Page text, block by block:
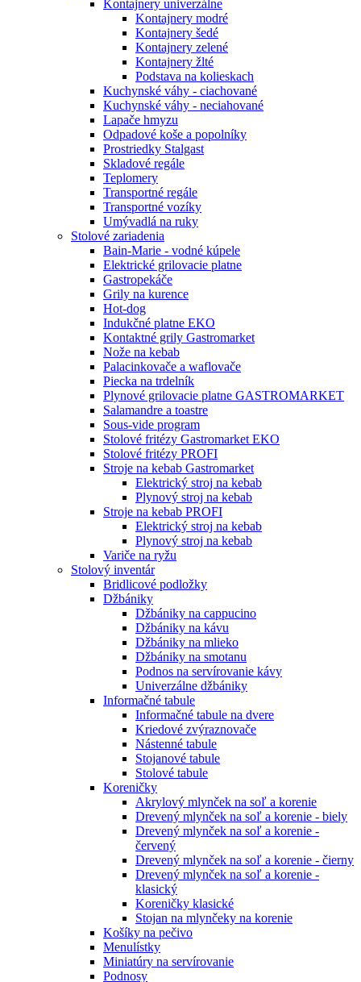
Kontajnery univerzálne
Kontajnery modré
Kontajnery šedé
Kontajnery zelené
Kontajnery žlté
Podstava na kolieskach
Kuchynské váhy - ciachované
Kuchynské váhy - neciahované
Lapače hmyzu
Odpadové koše a popolníky
Prostriedky Stalgast
Skladové regále
Teplomery
Transportné regále
Transportné vozíky
Umývadlá na ruky
Stolové zariadenia
Bain-Marie - vodné kúpele
Elektrické grilovacie platne
Gastropekáče
Grily na kurence
Hot-dog
Indukčné platne EKO
Kontaktné grily Gastromarket
Nože na kebab
Palacinkovače a waflovače
Piecka na trdelník
Plynové grilovacie platne GASTROMARKET
Salamandre a toastre
Sous-vide program
Stolové fritézy Gastromarket EKO
Stolové fritézy PROFI
Stroje na kebab Gastromarket
Elektrický stroj na kebab
Plynový stroj na kebab
Stroje na kebab PROFI
Elektrický stroj na kebab
Plynový stroj na kebab
Variče na ryžu
Stolový inventár
Bridlicové podložky
Džbániky
Džbániky na cappucino
Džbániky na kávu
Džbániky na mlieko
Džbániky na smotanu
Podnos na servírovanie kávy
Univerzálne džbániky
Informačné tabule
Informačné tabule na dvere
Kriedové zvýraznovače
Nástenné tabule
Stojanové tabule
Stolové tabule
Koreničky
Akrylový mlynček na soľ a korenie
Drevený mlynček na soľ a korenie - biely
Drevený mlynček na soľ a korenie -
červený
Drevený mlynček na soľ a korenie - čierny
Drevený mlynček na soľ a korenie -
klasický
Koreničky klasické
Stojan na mlynčeky na korenie
Košíky na pečivo
Menulístky
Miniatúry na servírovanie
Podnosy